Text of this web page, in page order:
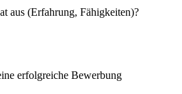
aus (Erfahrung, Fähigkeiten)?
erfolgreiche Bewerbung